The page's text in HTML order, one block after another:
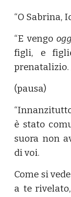
“O Sabrina,
“E vengo
figli, e
prenatalizio.
(pausa)
è stato
suora non
di voi.
Come si
a te